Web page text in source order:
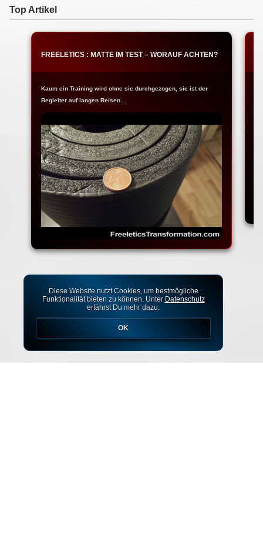
Top Artikel
FREELETICS : MATTE IM TEST – WORAUF ACHTEN?
Kaum ein Training wird ohne sie durchgezogen, sie ist der
Begleiter auf langen Reisen…
Diese Website nutzt Cookies, um bestmögliche
Funktionalität bieten zu können. Unter Datenschutz
erfährst Du mehr dazu.
OK